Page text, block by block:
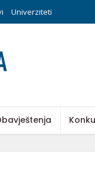
Univerziteti